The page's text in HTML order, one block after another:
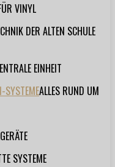
VINYL
DER ALTEN SCHULE
EINHEIT
SYSTEMEALLES RUND UM
SYSTEME